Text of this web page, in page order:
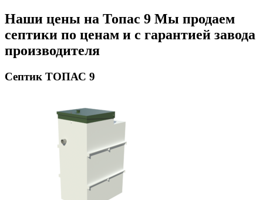
Наши цены на Топас 9 Мы продаем
септики по ценам и с гарантией завода
производителя
Септик ТОПАС 9